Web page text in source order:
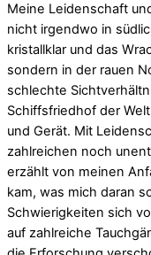
Meine Leidenschaft
nicht irgendwo in
kristallklar und das
sondern in der rauen
schlechte
Schiffsfriedhof der
und Gerät. Mit
zahlreichen noch
erzählt von meinen
kam, was mich daran
Schwierigkeiten sich
auf zahlreiche